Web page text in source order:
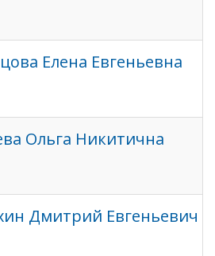
Елена Евгеньевна
Ольга Никитична
Дмитрий Евгеньевич